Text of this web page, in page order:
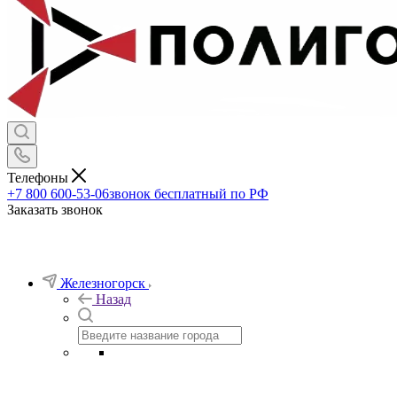
Телефоны
+7 800 600-53-06звонок бесплатный по РФ
Заказать звонок
Железногорск
Назад